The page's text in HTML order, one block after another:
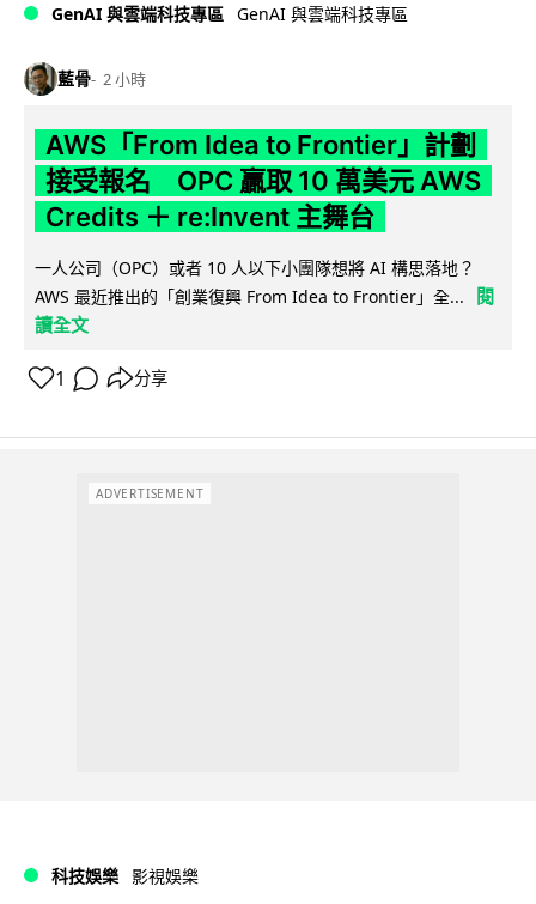
GenAI 與雲端科技專區 GenAI 與雲端科技專區
藍骨 2 小時
AWS「From Idea to Frontier」計劃
接受報名 OPC 贏取 10 萬美元 AWS
Credits ＋ re:Invent 主舞台
一人公司（OPC）或者 10 人以下小團隊想將 AI 構思落地？
AWS 最近推出的「創業復興 From Idea to Frontier」全...
閱
讀全文
1 分享
ADVERTISEMENT
科技娛樂 影視娛樂